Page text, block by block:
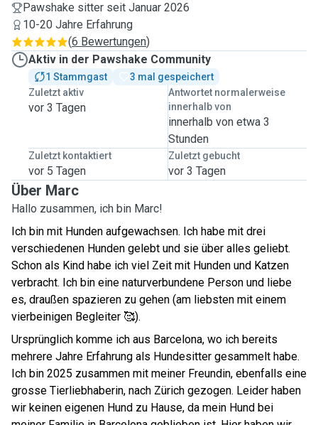
Pawshake sitter seit Januar 2026
10-20 Jahre Erfahrung
(6 Bewertungen)
Aktiv in der Pawshake Community
1 Stammgast
3 mal gespeichert
Zuletzt aktiv
vor 3 Tagen
Antwortet normalerweise
innerhalb von
innerhalb von etwa 3
Stunden
Zuletzt kontaktiert
vor 5 Tagen
Zuletzt gebucht
vor 3 Tagen
Über Marc
Hallo zusammen, ich bin Marc!
Ich bin mit Hunden aufgewachsen. Ich habe mit drei
verschiedenen Hunden gelebt und sie über alles geliebt.
Schon als Kind habe ich viel Zeit mit Hunden und Katzen
verbracht. Ich bin eine naturverbundene Person und liebe
es, draußen spazieren zu gehen (am liebsten mit einem
vierbeinigen Begleiter 🥰).
Ursprünglich komme ich aus Barcelona, wo ich bereits
mehrere Jahre Erfahrung als Hundesitter gesammelt habe.
Ich bin 2025 zusammen mit meiner Freundin, ebenfalls eine
grosse Tierliebhaberin, nach Zürich gezogen. Leider haben
wir keinen eigenen Hund zu Hause, da mein Hund bei